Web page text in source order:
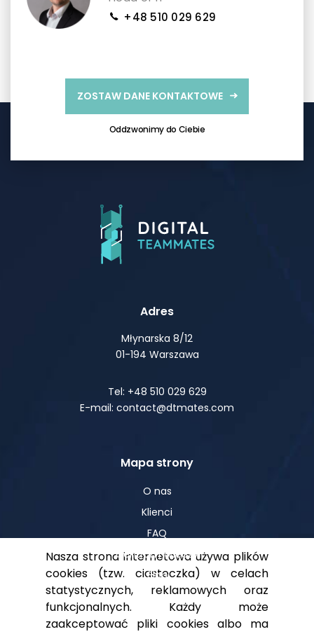
+48 510 029 629
ZOSTAW DANE KONTAKTOWE
Oddzwonimy do Ciebie
Adres
Młynarska 8/12
01-194 Warszawa
Tel: +48 510 029 629
E-mail: contact@dtmates.com
Mapa strony
O nas
Klienci
FAQ
Centrum Wiedzy
Blog
Pomoc
Nasza strona internetowa używa plików
cookies (tzw. ciasteczka) w celach
statystycznych, reklamowych oraz
funkcjonalnych. Każdy może
zaakceptować pliki cookies albo ma